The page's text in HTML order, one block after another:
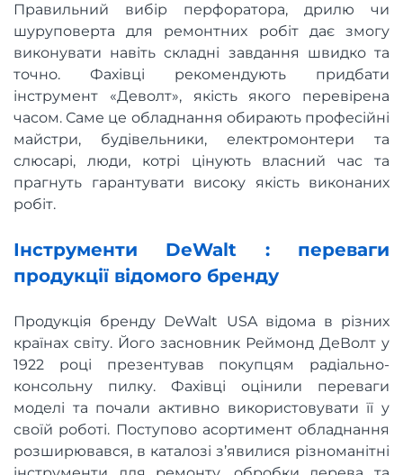
Правильний вибір перфоратора, дрилю чи
шуруповерта для ремонтних робіт дає змогу
виконувати навіть складні завдання швидко та
точно. Фахівці рекомендують придбати
інструмент «Деволт», якість якого перевірена
часом. Саме це обладнання обирають професійні
майстри, будівельники, електромонтери та
слюсарі, люди, котрі цінують власний час та
прагнуть гарантувати високу якість виконаних
робіт.
Інструменти DeWalt : переваги
продукції відомого бренду
Продукція бренду DeWalt USA відома в різних
країнах світу. Його засновник Реймонд ДеВолт у
1922 році презентував покупцям радіально-
консольну пилку. Фахівці оцінили переваги
моделі та почали активно використовувати її у
своїй роботі. Поступово асортимент обладнання
розширювався, в каталозі з’явилися різноманітні